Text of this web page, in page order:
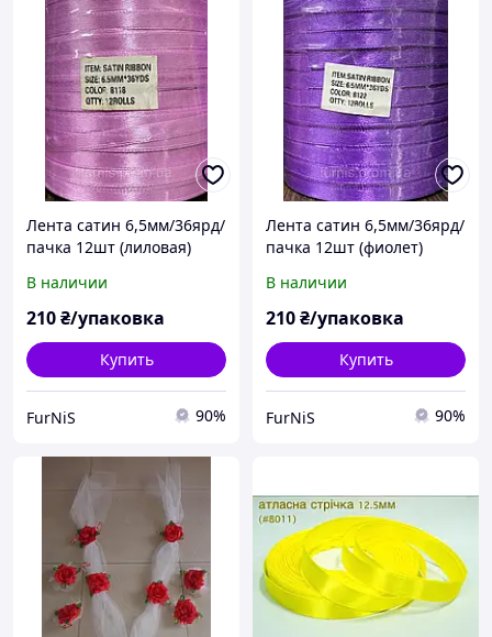
Лента сатин 6,5мм/36ярд/
пачка 12шт (лиловая)
В наличии
210₴/упаковка
Купить
FurNiS 90%
Лента сатин 6,5мм/36ярд/
пачка 12шт (фиолет)
В наличии
210₴/упаковка
Купить
FurNiS 90%